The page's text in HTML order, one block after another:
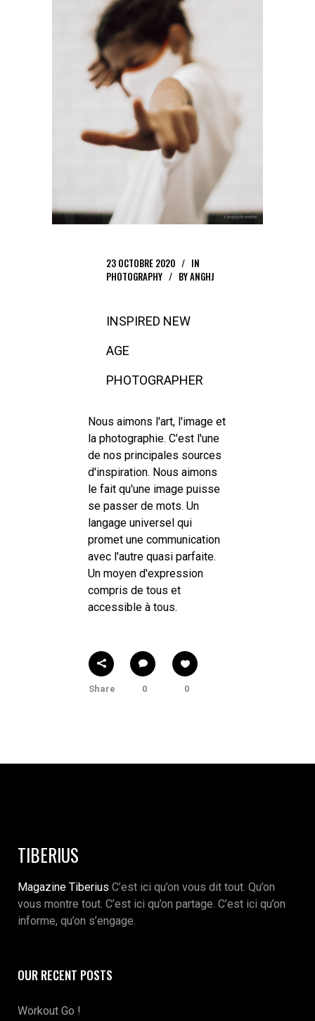
23 OCTOBRE 2020
IN
PHOTOGRAPHY
BYANGHJ
INSPIRED NEW
AGE
PHOTOGRAPHER
Nous aimons l'art, l'image et
la photographie. C'est l'une
de nos principales sources
d'inspiration. Nous aimons
le fait qu'une image puisse
se passer de mots. Un
langage universel qui
promet une communication
avec l'autre quasi parfaite.
Un moyen d'expression
compris de tous et
accessible à tous.
Share 0 0
TIBERIUS
Magazine Tiberius C’est ici qu’on vous dit tout. Qu’on
vous montre tout. C’est ici qu’on partage. C’est ici qu’on
informe, qu’on s’engage.
OUR RECENT POSTS
Workout Go !